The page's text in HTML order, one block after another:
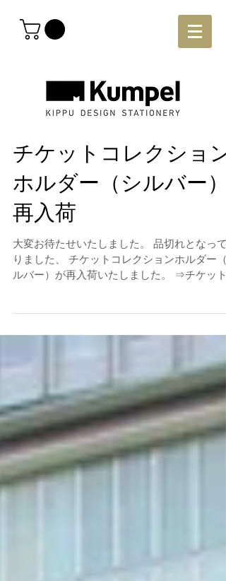
チケットコレクション
ホルダー（シルバー）
再入荷
大変お待たせいたしました。 品切れとなって
りました、 チケットコレクションホルダー（
ルバー）が再入荷いたしました。 ⇒チケット